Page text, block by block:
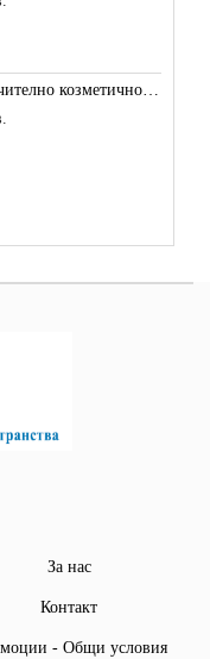
Двустранно увеличително козметично огледало за баня Vitra Arkitekt
За нас
Контакт
- Общи условия